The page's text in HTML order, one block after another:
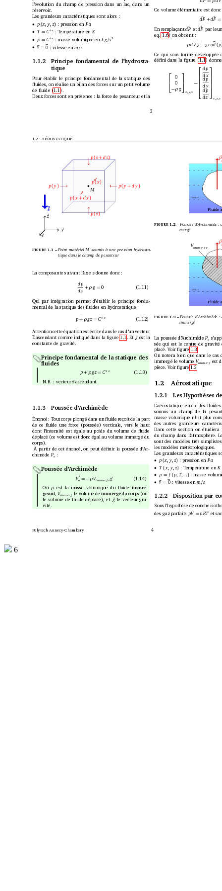
l’évolution du champ de pression dans un lac, dans un
réservoir.
Les grandeurs caractéristiques sont alors :
• p (x ,y, z) : pression en Pa
• T = Ct e : Température en K
• ρ = Ct e : masse volumique en k g/s3
• ~v= ~
0 : vitesse en m /s
1.1.2
Principe fondamental de l’hydrosta-
tique
Pour établir le principe fondamental de la statique des
ﬂuides, on réalise un bilan des forces sur un petit volume
de ﬂuide (1.1).
Deux forces sont en présence : la force de pesanteur et la
Ce volume élémentaire est donc
~
dP +~
dF
En remplaçant ~
dP et ~
dF par
eq. 1.6) on obtient :
ρdV ~
g −~
grad ( p
Ce qui sous forme développée
déﬁni dans la ﬁgure (1.1)


0
0
−ρ g

x, y,z
− 
dp
d x
dp
d y
dp
dz

x, y,z
3
1.2. AÉROSTATIQUE
~
y
~
z
~
x
~
g
•
M
p(y )
p(z)
p(x)
p(y+d y )
p( z+dz)
p(x+d x )
FIGURE 1.1 – Point matériel M soumis à une pression hydrosta-
tique dans le champ de pesanteur
La composante suivant l’axe zdonne donc :
dp
dz
+ρ g =0 (1.11)
Qui par intégration permet d’établir le principe fonda-
mental de la statique des ﬂuides en hydrostatique :
p+ ρ gz =Ct e (1.12)
Attention cette équation est écrite dans le cas d’un vecteur
~
zascendant comme indiqué dans la ﬁgure 1.1. Et g est la
constante de gravité.
p + ρ gz = Ct e
(1.13)
N.B. : vecteur ~
zascendant.
Principe fondamental de la statique des
ﬂuides
1.1.3 Poussée d’Archimède
Énoncé : Tout corps plongé dans un ﬂuide reçoit de la part
de ce ﬂuide une force (poussée) verticale, vers le haut
dont l’intensité est égale au poids du volume de ﬂuide
déplacé (ce volume est donc égal au volume immergé du
corps).
À partir de cet énoncé, on peut déﬁnir la poussée d’Ar-
chimède Pa :
~
Pa=−ρVimmer g e~
g (1.14)
Où ρest la masse volumique du ﬂuide immer-
geant,Vimm er g le volume de immergé du corps (ou
le volume de ﬂuide déplacé), et ~
g le vecteur gra-
vité.
Poussée d’Archimède
Isobare
Fluide
~
P
FIGURE 1.2 – Poussée d’Archimède :
mergé
Isobare
Fluide
~
P
Vimm er g e
FIGURE 1.3 – Poussée d’Archimède
immergé
La poussée d’Archimède Pa
sée qui est le centre de gravité
placé. Voir ﬁgure 1.3
On notera bien que dans le cas
immergé le volume Vimmer g est
pièce. Voir ﬁgure 1.3
1.2 Aérostatique
1.2.1 Les Hypothèses
L’aérostatique étudie les
soumis au champ de la
masse volumique n’est plus
des autres grandeurs
Dans cette section on étudiera
du champ dans l’atmosphère.
sont des modèles très
les modèles météorologiques.
Les grandeurs caractéristiques
• p ( x,y, z) : pression en Pa
• T ( x, y, z) : Température en K
• ρ = f ( p, T,... ) : masse
• ~
v = ~0 : vitesse en m /s
1.2.2 Disposition par
Sous l’hypothèse de couche
des gaz parfaits pV =nRT et
Polytech Annecy-Chambery
6